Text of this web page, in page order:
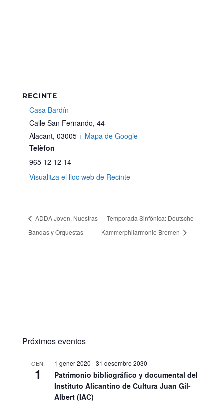
RECINTE
Casa Bardín
Calle San Fernando, 44
Alacant, 03005 + Mapa de Google
Telèfon
965 12 12 14
Visualitza el lloc web de Recinte
ADDA Joven. Nuestras
Bandas y Orquestas
Temporada Sinfónica: Deutsche
Kammerphilarmonie Bremen
Próximos eventos
GEN.
1
1 gener 2020 -31 desembre 2030
Patrimonio bibliográfico y documental del
Instituto Alicantino de Cultura Juan Gil-
Albert (IAC)